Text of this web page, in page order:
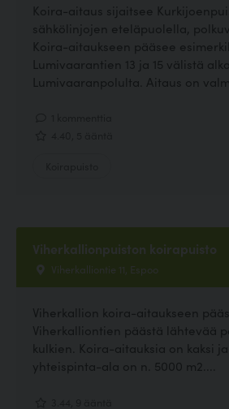
Koira-aitaus sijaitsee
sähkölinjojen eteläpuolella,
Koira-aitaukseen pääsee
Lumivaarantien 13 ja 15 välistä
Lumivaaranpolulta. Aitaus on
Viherkallionpuiston koirapuisto
Viherkalliontie 11, Espoo
Viherkallion koira-aitaukseen
Viherkalliontien päästä lähtevää
kulkien. Koira-aitauksia on kaksi
yhteispinta-ala on n. 5000 m2....